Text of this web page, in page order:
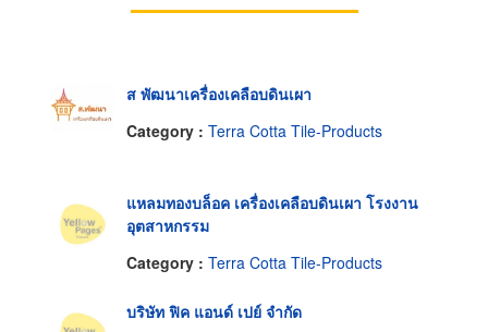
ส พัฒนาเครื่องเคลือบดินเผา
Category : Terra Cotta Tile-Products
แหลมทองบล็อค เครื่องเคลือบดินเผา โรงงาน
อุตสาหกรรม
Category : Terra Cotta Tile-Products
บริษัท ฟิค แอนด์ เปย์ จำกัด